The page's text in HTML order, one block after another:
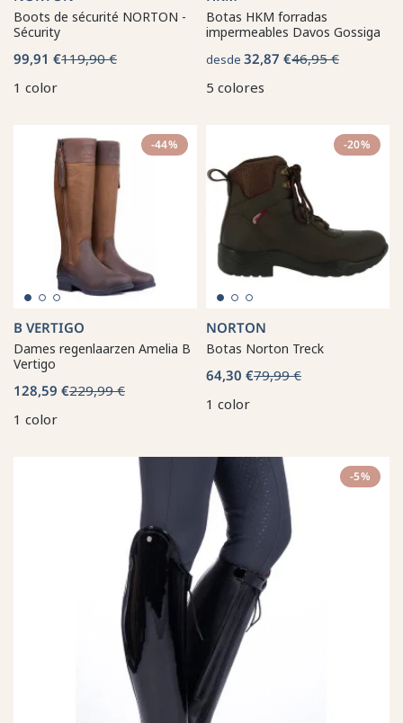
Boots de sécurité NORTON -
Sécurity
99,91 €119,90 €
1 color
Botas HKM forradas
impermeables Davos Gossiga
desde 32,87 €46,95 €
5 colores
-44%
B VERTIGO
Dames regenlaarzen Amelia B
Vertigo
128,59 €229,99 €
1 color
-20%
NORTON
Botas Norton Treck
64,30 €79,99 €
1 color
-5%